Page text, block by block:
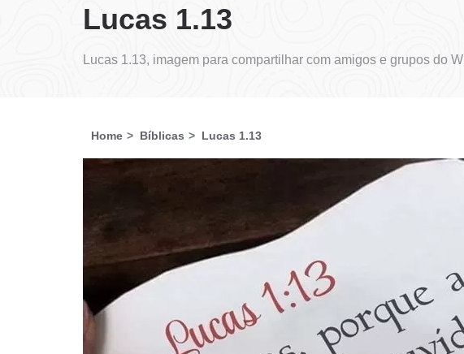
Lucas 1.13
Lucas 1.13, imagem para compartilhar com amigos e grupos do
Home Bíblicas Lucas 1.13